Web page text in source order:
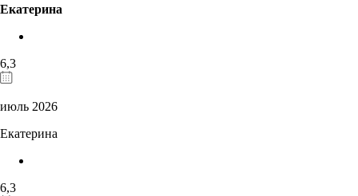
Екатерина
6,3
июль 2026
Екатерина
6,3